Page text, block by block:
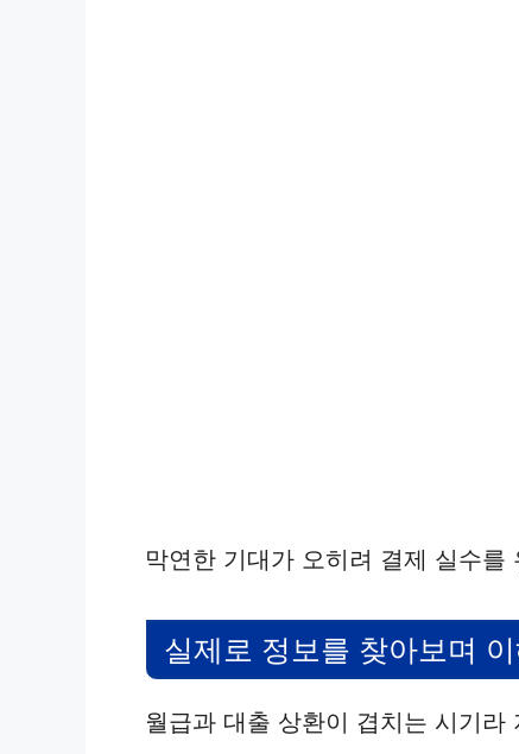
막연한 기대가 오히려 결제 실수를
실제로 정보를 찾아보며
월급과 대출 상환이 겹치는 시기라